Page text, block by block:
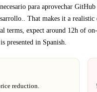
para aprovechar
. That makes it a
terms, expect around 12h of
presented in Spanish
reduction.
!